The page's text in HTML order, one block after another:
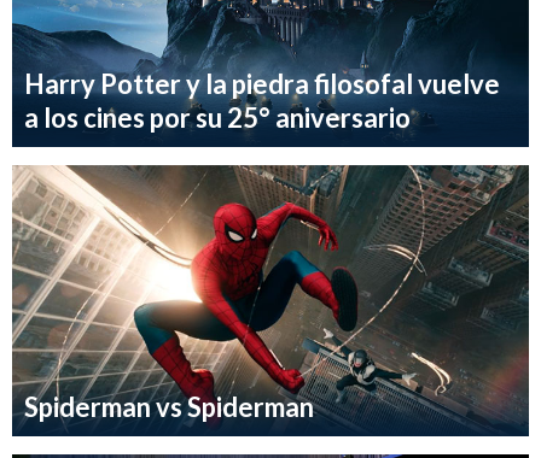
Harry Potter y la piedra filosofal vuelve
a los cines por su 25° aniversario
Spiderman vs Spiderman